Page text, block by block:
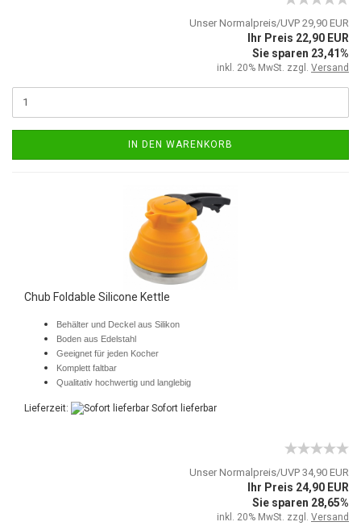
Unser Normalpreis/UVP 29,90 EUR
Ihr Preis 22,90 EUR
Sie sparen 23,41%
inkl. 20% MwSt. zzgl. Versand
IN DEN WARENKORB
Chub Foldable Silicone Kettle
Behälter und Deckel aus Silikon
Boden aus Edelstahl
Geeignet für jeden Kocher
Komplett faltbar
Qualitativ hochwertig und langlebig
Lieferzeit: Sofort lieferbar
Unser Normalpreis/UVP 34,90 EUR
Ihr Preis 24,90 EUR
Sie sparen 28,65%
inkl. 20% MwSt. zzgl. Versand